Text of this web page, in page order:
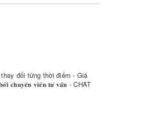
đổi từng thời điểm - Giá
𝐜𝐡𝐮𝐲𝐞̂𝐧 𝐯𝐢𝐞̂𝐧 𝐭𝐮̛ 𝐯𝐚̂́𝐧 - CHAT